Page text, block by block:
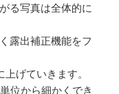
る写真は全体的に
露出補正機能をフ
げていきます。
位から細かくでき